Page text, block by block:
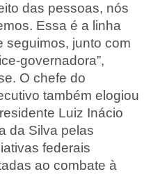
das pessoas, nós
Essa é a linha
seguimos, junto com
governadora”,
O chefe do
também elogiou
Luiz Inácio
da Silva pelas
federais
ao combate à